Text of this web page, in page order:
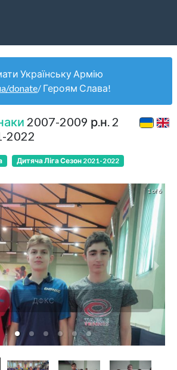
Українську Армію
donate/ Героям Слава!
2007-2009 р.н. 2
2022
Дитяча Ліга Сезон 2021-2022
ДФКС
1 of 6